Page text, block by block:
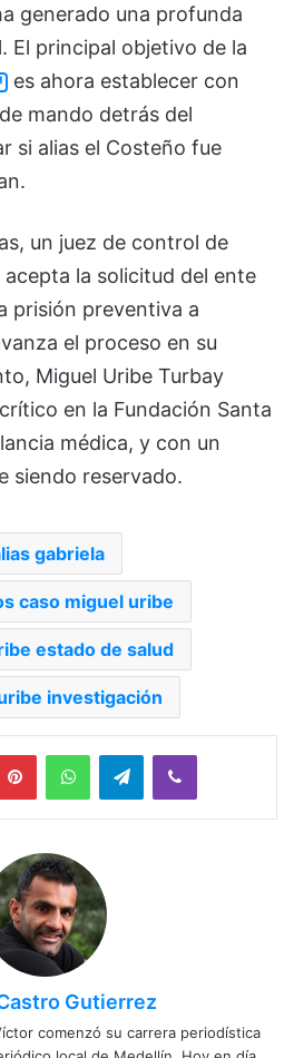
generado una profunda
El principal objetivo de la
es ahora establecer con
mando detrás del
si alias el Costeño fue
un juez de control de
la solicitud del ente
prisión preventiva a
el proceso en su
Miguel Uribe Turbay
en la Fundación Santa
médica, y con un
siendo reservado.
gabriela
caso miguel uribe
estado de salud
investigación
PinterestWhatsAppTelegramViber
Gutierrez
comenzó su carrera periodística